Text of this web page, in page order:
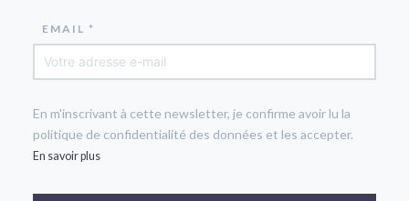
EMAIL *
En m'inscrivant à cette newsletter, je confirme avoir lu la
politique de confidentialité des données et les accepter.
En savoir plus